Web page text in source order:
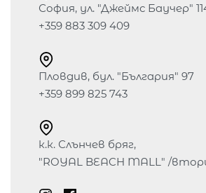
София, ул. "Джеймс Баучер"
+359 883 309 409
Пловдив, бул. "България" 97
+359 899 825 743
к.к. Слънчев бряг,
"ROYAL BEACH MALL" /